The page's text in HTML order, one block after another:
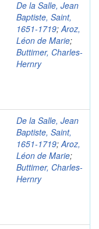
De la Salle, Jean
Baptiste, Saint,
1651-1719;Aroz,
Léon de Marie;
Buttimer, Charles-
Hernry
De la Salle, Jean
Baptiste, Saint,
1651-1719;Aroz,
Léon de Marie;
Buttimer, Charles-
Hernry